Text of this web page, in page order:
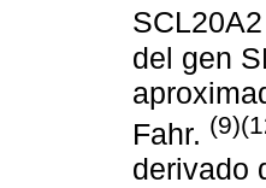
del gen
Fahr.
derivado